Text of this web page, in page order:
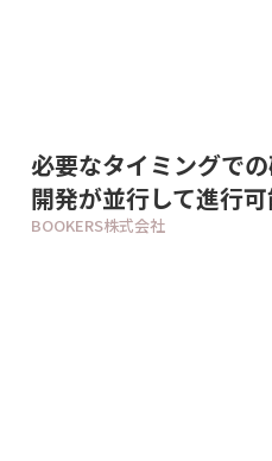
必要なタイミングで
開発が並行して進行
BOOKERS株式会社